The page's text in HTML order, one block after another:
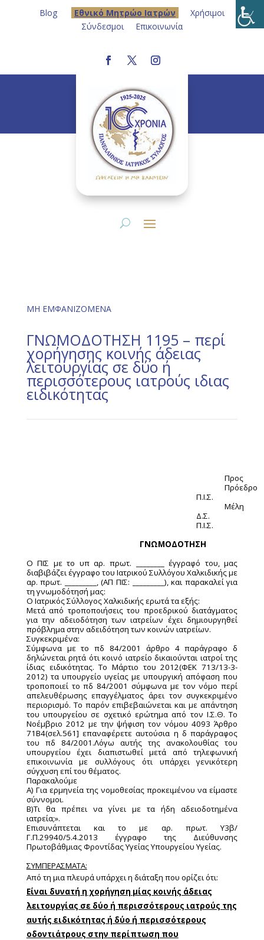
Blog Eθνικό Μητρώο Ιατρών
Χρήσιμοι
Σύνδεσμοι
Επικοινωνία
ΜΗ ΕΜΦΑΝΙΖΟΜΕΝΑ
ΓΝΩΜΟΔΟΤΗΣΗ 1195 – περί
χορήγησης κοινής άδειας
λειτουργίας σε δύο ή
περισσότερους ιατρούς ιδιας
ειδικότητας
Προς
Πρόεδρο
Π.Ι.Σ.
Μέλη
Δ.Σ.
Π.Ι.Σ.
ΓΝΩΜΟΔΟΤΗΣΗ
Ο ΠΙΣ με το υπ αρ. πρωτ. ________ έγγραφό του, μας
διαβιβάζει έγγραφο του Ιατρικού Συλλόγου Χαλκιδικής με
αρ. πρωτ. _________, (ΑΠ ΠΙΣ: _________), και παρακαλεί για
τη γνωμοδότησή μας:
Ο Ιατρικός Σύλλογος Χαλκιδικής ερωτά τα εξής:
Μετά από τροποποιήσεις του προεδρικού διατάγματος
για την αδειοδότηση των ιατρείων έχει δημιουργηθεί
πρόβλημα στην αδειδότηση των κοινών ιατρείων.
Συγκεκριμένα:
Σύμφωνα με το πδ 84/2001 άρθρο 4 παράγραφο δ
δηλώνεται ρητά ότι κοινό ιατρείο δικαιούνται ιατροί της
ίδιας ειδικότητας. Το Μάρτιο του 2012(ΦΕΚ 713/13-3-
2012) τα υπουργείο υγείας με υπουργική απόφαση που
τροποποιεί το πδ 84/2001 σύμφωνα με τον νόμο περί
απελευθέρωσης επαγγέλματος άρει τον συγκεκριμένο
περιορισμό. Το παρόν επιβεβαιώνεται και με απάντηση
του υπουργείου σε σχετικό ερώτημα από τον Ι.Σ.Θ. Το
Νοέμβριο 2012 με την ψήφιση τον νόμου 4093 Άρθρο
71Β4(σελ.561] επαναφέρετε αυτούσια η δ παράγραφος
του πδ 84/2001.Λόγω αυτής της ανακολουθίας του
υπουργείου έχει διαπιστωθεί μετά από τηλεφωνική
επικοινωνία με συλλόγους ότι υπάρχει γενικότερη
σύγχυση επί του θέματος.
Παρακαλούμε
Α) Για ερμηνεία της νομοθεσίας προκειμένου να είμαστε
σύννομοι.
Β)Τι θα πρέπει να γίνει με τα ήδη αδειοδοτημένα
ιατρεία;».
Επισυνάπτεται και το με αρ. πρωτ. Υ3β/
Γ.Π.29940/5.4.2013 έγγραφο της Διεύθυνσης
Πρωτοβάθμιας Φροντίδας Υγείας Υπουργείου Υγείας.
ΣΥΜΠΕΡΑΣΜΑΤΑ:
Από τη μια πλευρά υπάρχει η διάταξη που ορίζει ότι:
Είναι δυνατή η χορήγηση μίας κοινής άδειας
λειτουργίας σε δύο ή περισσότερους ιατρούς της
αυτής ειδικότητας ή δύο ή περισσότερους
οδοντιάτρους στην περίπτωση που